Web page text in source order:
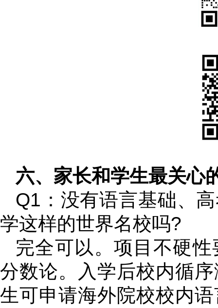
六、家长和学生最关心
Q1：没有语言基础、
学这样的世界名校吗?
完全可以。项目不硬
分数论。入学后校内循
生可申请海外院校校内